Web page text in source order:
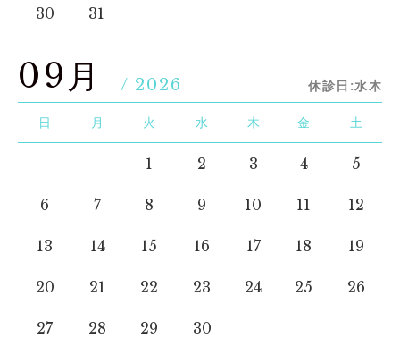
30 31
09月 / 2026 休診日:水木
日 月 火 水 木 金 土
1 2 3 4 5
6 7 8 9 10 11 12
13 14 15 16 17 18 19
20 21 22 23 24 25 26
27 28 29 30